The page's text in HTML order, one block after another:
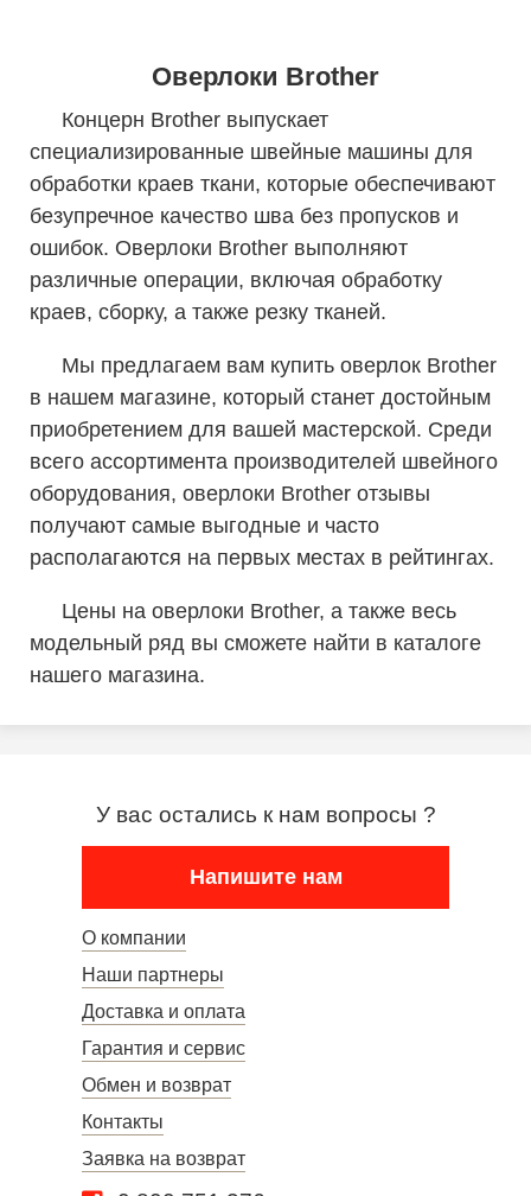
Оверлоки Brother
Концерн Brother выпускает
специализированные швейные машины для
обработки краев ткани, которые обеспечивают
безупречное качество шва без пропусков и
ошибок. Оверлоки Brother выполняют
различные операции, включая обработку
краев, сборку, а также резку тканей.
Мы предлагаем вам купить оверлок Brother
в нашем магазине, который станет достойным
приобретением для вашей мастерской. Среди
всего ассортимента производителей швейного
оборудования, оверлоки Brother отзывы
получают самые выгодные и часто
располагаются на первых местах в рейтингах.
Цены на оверлоки Brother, а также весь
модельный ряд вы сможете найти в каталоге
нашего магазина.
У вас остались к нам вопросы ?
Напишите нам
О компании
Наши партнеры
Доставка и оплата
Гарантия и сервис
Обмен и возврат
Контакты
Заявка на возврат